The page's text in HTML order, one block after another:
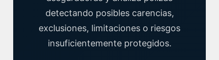
detectando posibles carencias,
exclusiones, limitaciones o riesgos
insuficientemente protegidos.